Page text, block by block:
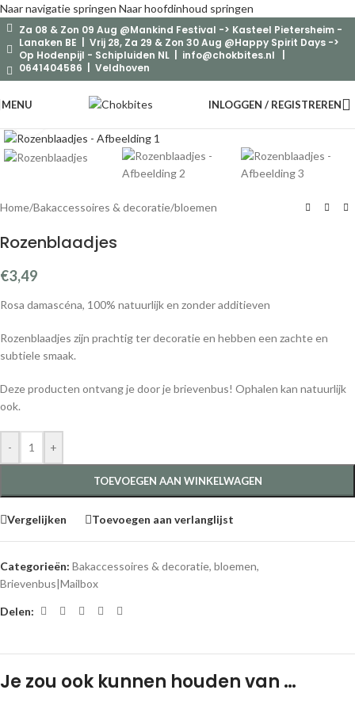
Naar navigatie springen Naar hoofdinhoud springen
Za 08 & Zon 09 Aug @Mankind Festival -> Kasteel Pietersheim -
Lanaken BE | Vrij 28, Za 29 & Zon 30 Aug @Happy Spirit Days ->
Op Hodenpijl - Schipluiden NL | info@chokbites.nl
0641404586 | Veldhoven
MENU INLOGGEN / REGISTREREN
Home/Bakaccessoires & decoratie/bloemen
Rozenblaadjes
€3,49
Rosa damascéna, 100% natuurlijk en zonder additieven
Rozenblaadjes zijn prachtig ter decoratie en hebben een zachte en
subtiele smaak.
Deze producten ontvang je door je brievenbus! Ophalen kan natuurlijk
ook.
- +
TOEVOEGEN AAN WINKELWAGEN
Vergelijken Toevoegen aan verlanglijst
Categorieën: Bakaccessoires & decoratie, bloemen,
Brievenbus|Mailbox
Delen:
Je zou ook kunnen houden van …